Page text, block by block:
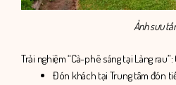
Ảnh sưu
Trải nghiệm “Cà-phê sáng tại Làng
Đón khách tại Trung tâm đón